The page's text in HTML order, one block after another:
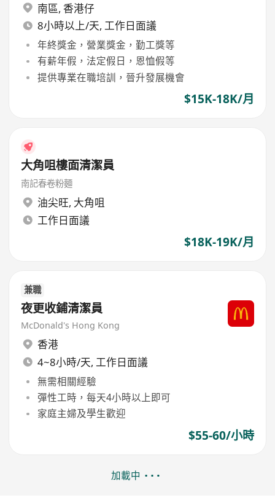
南區, 香港仔
8小時以上/天, 工作日面議
年終獎金，營業獎金，勤工獎等
有薪年假，法定假日，恩恤假等
提供專業在職培訓，晉升發展機會
$15K-18K/月
大角咀樓面清潔員
南記春卷粉麵
油尖旺, 大角咀
工作日面議
$18K-19K/月
兼職
夜更收鋪清潔員
McDonald's Hong Kong
香港
4~8小時/天, 工作日面議
無需相關經驗
彈性工時，每天4小時以上即可
家庭主婦及學生歡迎
$55-60/小時
加載中